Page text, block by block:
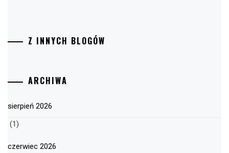
Z INNYCH BLOGÓW
ARCHIWA
sierpień 2026
(1)
czerwiec 2026